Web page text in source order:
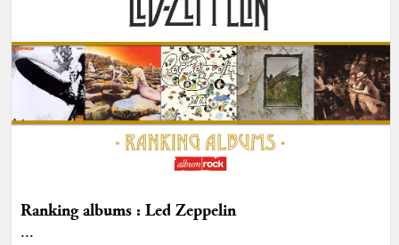
Ranking albums : Led Zeppelin
...